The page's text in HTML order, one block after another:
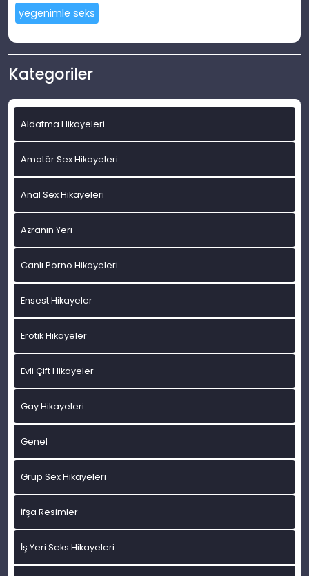
yegenimle seks
Kategoriler
Aldatma Hikayeleri
Amatör Sex Hikayeleri
Anal Sex Hikayeleri
Azranın Yeri
Canlı Porno Hikayeleri
Ensest Hikayeler
Erotik Hikayeler
Evli Çift Hikayeler
Gay Hikayeleri
Genel
Grup Sex Hikayeleri
İfşa Resimler
İş Yeri Seks Hikayeleri